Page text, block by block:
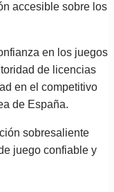
accesible sobre los
en los juegos
de licencias
en el competitivo
de España.
sobresaliente
juego confiable y